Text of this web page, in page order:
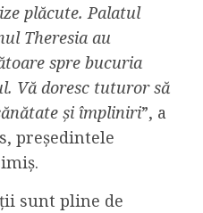
plăcute. Palatul
Theresia au
spre bucuria
Vă doresc tuturor să
și împliniri”, a
președintele
sunt pline de